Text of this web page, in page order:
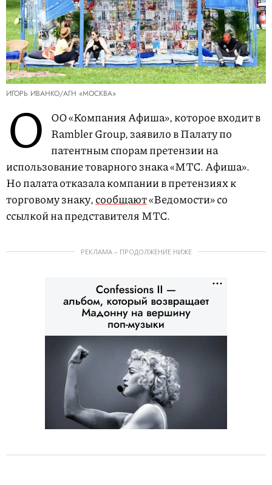
ИГОРЬ ИВАНКО/АГН «МОСКВА»
О
ОО «Компания Афиша», которое входит в
Rambler Group, заявило в Палату по
патентным спорам претензии на
использование товарного знака «МТС. Афиша».
Но палата отказала компании в претензиях к
торговому знаку,сообщают«Ведомости» со
ссылкой на представителя МТС.
РЕКЛАМА – ПРОДОЛЖЕНИЕ НИЖЕ